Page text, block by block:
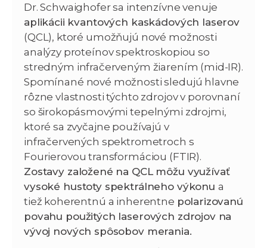
Dr. Schwaighofer sa intenzívne venuje
aplikácii kvantových kaskádových laserov
(QCL), ktoré umožňujú nové možnosti
analýzy proteínov spektroskopiou so
stredným infračerveným žiarením (mid-IR).
Spomínané nové možnosti sledujú hlavne
rôzne vlastnosti týchto zdrojov v porovnaní
so širokopásmovými tepelnými zdrojmi,
ktoré sa zvyčajne používajú v
infračervených spektrometroch s
Fourierovou transformáciou (FTIR).
Zostavy založené na QCL môžu využívať
vysoké hustoty spektrálneho výkonu a
tiež koherentnú a inherentne polarizovanú
povahu použitých laserových zdrojov na
vývoj nových spôsobov merania.